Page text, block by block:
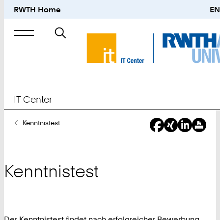
RWTH Home EN
Suche
nach
IT Center
SieKenntnistest
Kenntnistest